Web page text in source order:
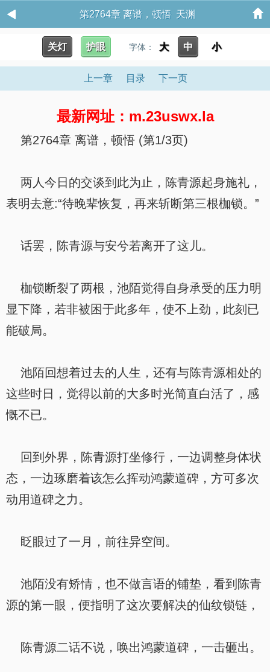
第2764章 离谱，顿悟 天渊
关灯 护眼 字体： 大 中 小
上一章 目录 下一页
最新网址：m.23uswx.la
第2764章 离谱，顿悟 (第1/3页)
两人今日的交谈到此为止，陈青源起身施礼，
表明去意:“待晚辈恢复，再来斩断第三根枷锁。”
话罢，陈青源与安兮若离开了这儿。
枷锁断裂了两根，池陌觉得自身承受的压力明
显下降，若非被困于此多年，使不上劲，此刻已
能破局。
池陌回想着过去的人生，还有与陈青源相处的
这些时日，觉得以前的大多时光简直白活了，感
慨不已。
回到外界，陈青源打坐修行，一边调整身体状
态，一边琢磨着该怎么挥动鸿蒙道碑，方可多次
动用道碑之力。
眨眼过了一月，前往异空间。
池陌没有矫情，也不做言语的铺垫，看到陈青
源的第一眼，便指明了这次要解决的仙纹锁链，
陈青源二话不说，唤出鸿蒙道碑，一击砸出。